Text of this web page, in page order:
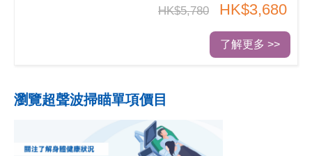
HK$5,780 HK$3,680
了解更多 >>
瀏覽超聲波掃瞄單項價目